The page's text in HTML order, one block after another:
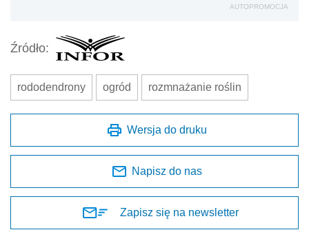
AUTOPROMOCJA
Źródło:
rododendrony ogród rozmnażanie roślin
Wersja do druku
Napisz do nas
Zapisz się na newsletter